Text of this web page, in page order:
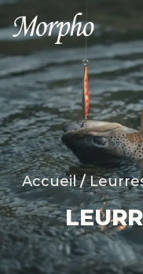
Accueil/